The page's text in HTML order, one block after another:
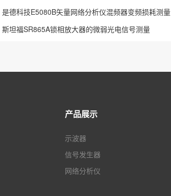
是德科技E5080B矢量网络分析仪混频器变频损耗测量
斯坦福SR865A锁相放大器的微弱光电信号测量
产品展示
示波器
信号发生器
网络分析仪